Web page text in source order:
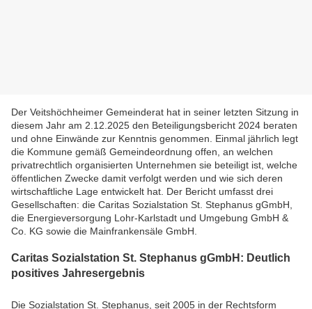
Der Veitshöchheimer Gemeinderat hat in seiner letzten Sitzung in
diesem Jahr am 2.12.2025 den Beteiligungsbericht 2024 beraten
und ohne Einwände zur Kenntnis genommen. Einmal jährlich legt
die Kommune gemäß Gemeindeordnung offen, an welchen
privatrechtlich organisierten Unternehmen sie beteiligt ist, welche
öffentlichen Zwecke damit verfolgt werden und wie sich deren
wirtschaftliche Lage entwickelt hat. Der Bericht umfasst drei
Gesellschaften: die Caritas Sozialstation St. Stephanus gGmbH,
die Energieversorgung Lohr-Karlstadt und Umgebung GmbH &
Co. KG sowie die Mainfrankensäle GmbH.
Caritas Sozialstation St. Stephanus gGmbH: Deutlich
positives Jahresergebnis
Die Sozialstation St. Stephanus, seit 2005 in der Rechtsform